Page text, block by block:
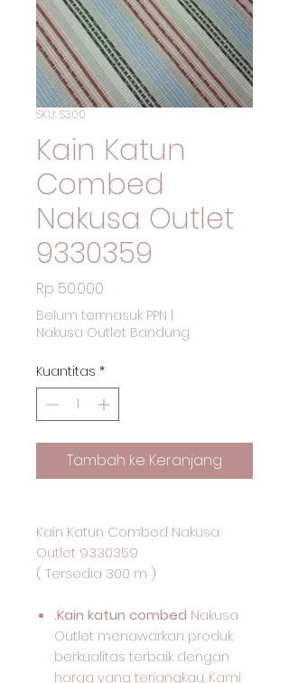
SKU: S300
Kain Katun
Combed
Nakusa Outlet
9330359
Rp 50.000
Belum termasuk PPN
Nakusa Outlet Bandung
Kuantitas *
Tambah ke Keranjang
Kain Katun Combed Nakusa
Outlet 9330359
( Tersedia 300 m )
.Kain katun combed Nakusa
Outlet menawarkan produk
berkualitas terbaik dengan
harga yang terjangkau. Kami